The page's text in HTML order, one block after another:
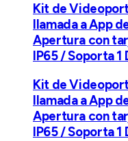
Kit de
llamada a App
Apertura con
IP65 / Soporta
Kit de
llamada a App
Apertura con
IP65 / Soporta